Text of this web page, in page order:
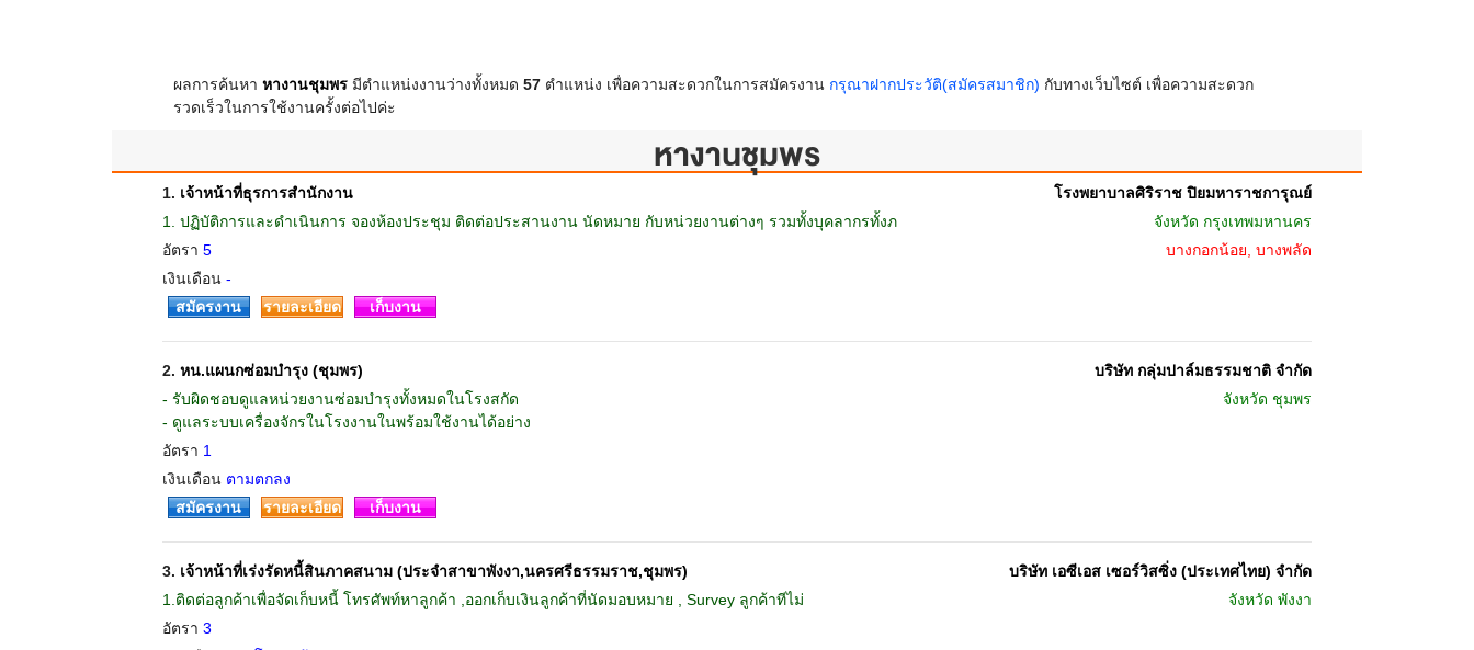
ผลการค้นหา หางานชุมพรมีตำแหน่งงานว่างทั้งหมด 57ตำแหน่ง เพื่อความสะดวกในการสมัครงาน กรุณาฝากประวัติ(สมัครสมาชิก) กับทางเว็บไซต์ เพื่อความสะดวก
รวดเร็วในการใช้งานครั้งต่อไปค่ะ
หางานชุมพร
1. เจ้าหน้าที่ธุรการสำนักงาน
1. ปฏิบัติการและดำเนินการ จองห้องประชุม ติดต่อประสานงาน นัดหมาย กับหน่วยงานต่างๆ รวมทั้งบุคลากรทั้งภ
อัตรา 5
เงินเดือน -
โรงพยาบาลศิริราช ปิยมหาราชการุณย์
จังหวัด กรุงเทพมหานคร
บางกอกน้อย, บางพลัด
สมัครงาน รายละเอียด เก็บงาน
2. หน.แผนกซ่อมบำรุง (ชุมพร)
- รับผิดชอบดูแลหน่วยงานซ่อมบำรุงทั้งหมดในโรงสกัด
- ดูแลระบบเครื่องจักรในโรงงานในพร้อมใช้งานได้อย่าง
อัตรา 1
เงินเดือน ตามตกลง
บริษัท กลุ่มปาล์มธรรมชาติ จำกัด
จังหวัด ชุมพร
สมัครงาน รายละเอียด เก็บงาน
3. เจ้าหน้าที่เร่งรัดหนี้สินภาคสนาม (ประจำสาขาพังงา,นครศรีธรรมราช,ชุมพร)
1.ติดต่อลูกค้าเพื่อจัดเก็บหนี้ โทรศัพท์หาลูกค้า ,ออกเก็บเงินลูกค้าที่นัดมอบหมาย , Survey ลูกค้าทีไม่
อัตรา 3
บริษัท เอซีเอส เซอร์วิสซิ่ง (ประเทศไทย) จำกัด
จังหวัด พังงา